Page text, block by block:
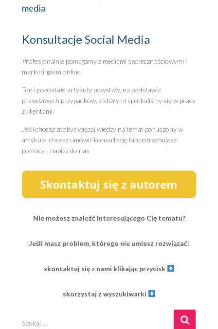
media
Konsultacje Social Media
Profesjonalnie pomagamy z mediami społecznościowymi i
marketingiem online.
Ten i pozostałe artykuły powstały, na podstawie
prawdziwych przypadków, z którymi spotkaliśmy się w pracy
z klientami.
Jeśli chcesz zdobyć więcej wiedzy na temat poruszony w
artykule, chcesz umówić konsultację lub potrzebujesz
pomocy - napisz do nas
Nie możesz znaleźć interesującego Cię tematu?
Jeśli masz problem, którego nie umiesz rozwiązać:
skontaktuj się z nami klikając przycisk
skorzystaj z wyszukiwarki
Szukaj …